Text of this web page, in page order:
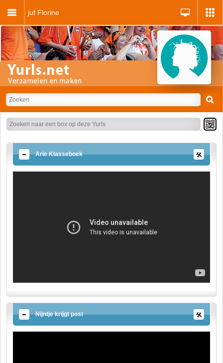
juf Florine
Arie Klasseboek
Nijntje krijgt post